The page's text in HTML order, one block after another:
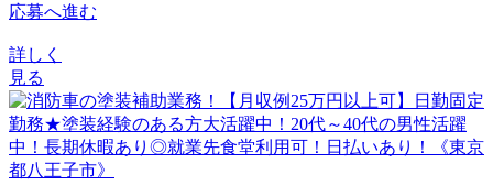
応募へ進む
詳しく
見る